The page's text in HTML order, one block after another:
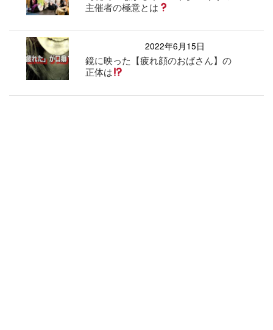
主催者の極意とは
2022年6月15日
鏡に映った【疲れ顔のおばさん】の
正体は